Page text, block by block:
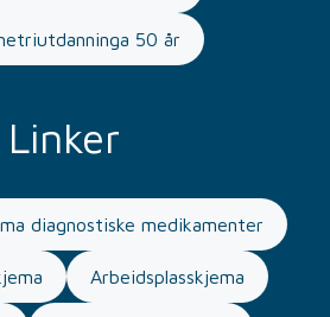
50 år
Linker
diagnostiske medikamenter
Arbeidsplasskjema